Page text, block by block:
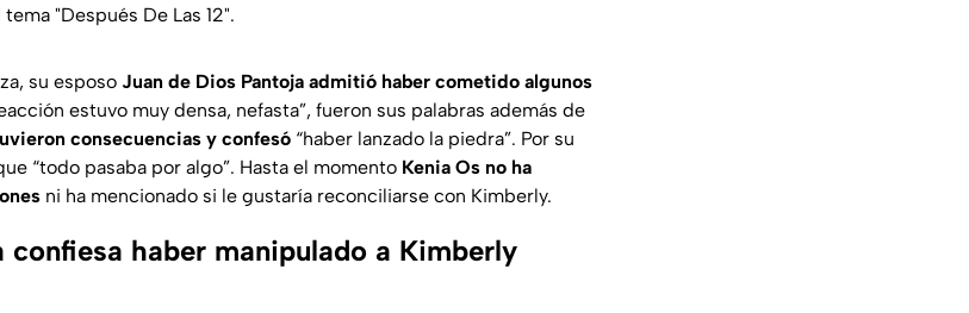
"Después De Las 12".
su esposo Juan de Dios Pantoja admitió haber cometido algunos
estuvo muy densa, nefasta”, fueron sus palabras además de
consecuencias y confesó “haber lanzado la piedra”. Por su
“todo pasaba por algo”. Hasta el momento Kenia Os no ha
ni ha mencionado si le gustaría reconciliarse con Kimberly.
confiesa haber manipulado a Kimberly